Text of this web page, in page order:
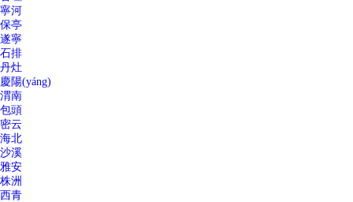
寧河
保亭
遂寧
石排
丹灶
慶陽(yáng)
渭南
包頭
密云
海北
沙溪
雅安
株洲
西青